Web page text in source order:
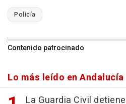
Policía
Contenido patrocinado
Lo más leído en Andalucía
La Guardia Civil